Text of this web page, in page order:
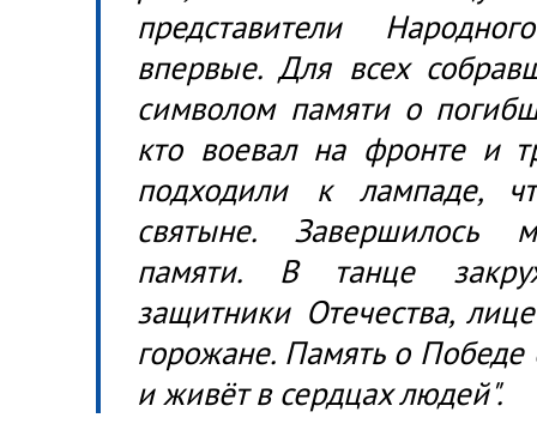
представители
впервые. Для всех
символом памяти о
кто воевал на фронте и
подходили к лампаде,
святыне. Завершилось
памяти. В танце
защитники Отечества,
горожане. Память о Победе
и живёт в сердцах людей".